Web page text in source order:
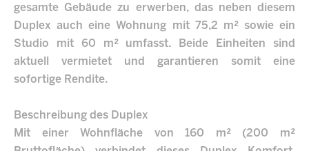
gesamte Gebäude zu erwerben, das neben diesem
Duplex auch eine Wohnung mit 75,2 m² sowie ein
Studio mit 60 m² umfasst. Beide Einheiten sind
aktuell vermietet und garantieren somit eine
sofortige Rendite.
Beschreibung des Duplex
Mit einer Wohnfläche von 160 m² (200 m²